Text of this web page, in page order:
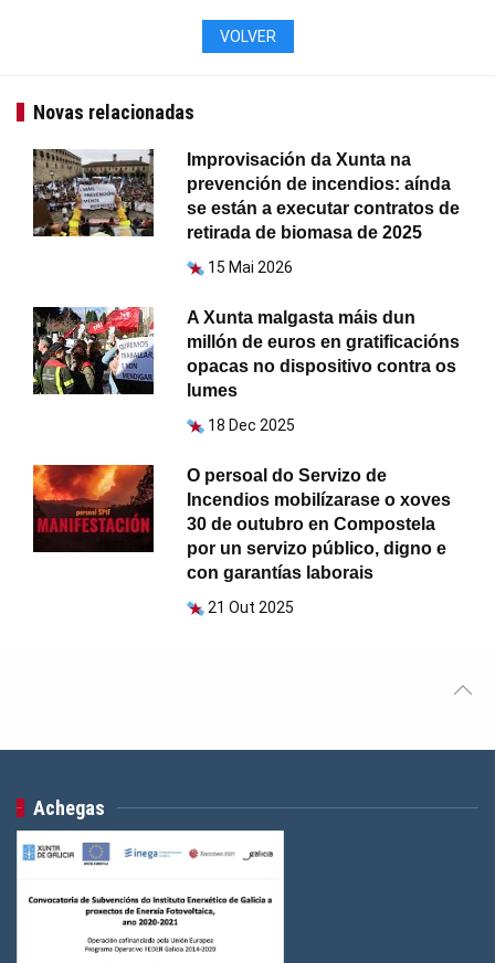
VOLVER
Novas relacionadas
Improvisación da Xunta na
prevención de incendios: aínda
se están a executar contratos de
retirada de biomasa de 2025
15 Mai 2026
A Xunta malgasta máis dun
millón de euros en gratificacións
opacas no dispositivo contra os
lumes
18 Dec 2025
O persoal do Servizo de
Incendios mobilízarase o xoves
30 de outubro en Compostela
por un servizo público, digno e
con garantías laborais
21 Out 2025
Achegas